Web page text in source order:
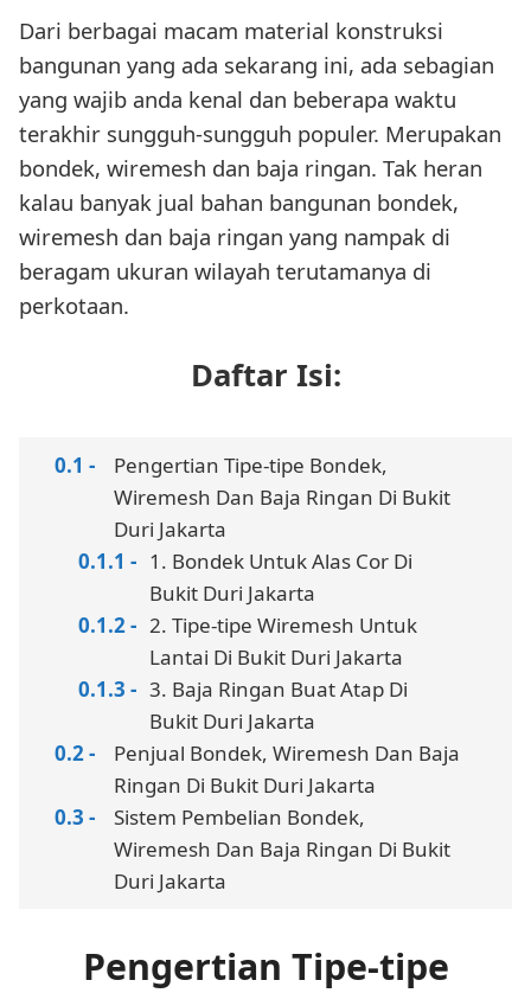
Dari berbagai macam material konstruksi
bangunan yang ada sekarang ini, ada sebagian
yang wajib anda kenal dan beberapa waktu
terakhir sungguh-sungguh populer. Merupakan
bondek, wiremesh dan baja ringan. Tak heran
kalau banyak jual bahan bangunan bondek,
wiremesh dan baja ringan yang nampak di
beragam ukuran wilayah terutamanya di
perkotaan.
Daftar Isi:
Pengertian Tipe-tipe Bondek,
Wiremesh Dan Baja Ringan Di Bukit
Duri Jakarta
1. Bondek Untuk Alas Cor Di
Bukit Duri Jakarta
2. Tipe-tipe Wiremesh Untuk
Lantai Di Bukit Duri Jakarta
3. Baja Ringan Buat Atap Di
Bukit Duri Jakarta
Penjual Bondek, Wiremesh Dan Baja
Ringan Di Bukit Duri Jakarta
Sistem Pembelian Bondek,
Wiremesh Dan Baja Ringan Di Bukit
Duri Jakarta
Pengertian Tipe-tipe